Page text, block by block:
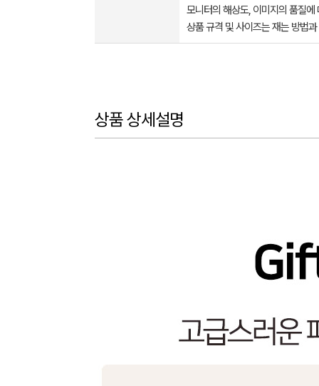
모니터의 해상도, 이미지의 품질
상품 규격 및 사이즈는 재는 방법
상품 상세설명